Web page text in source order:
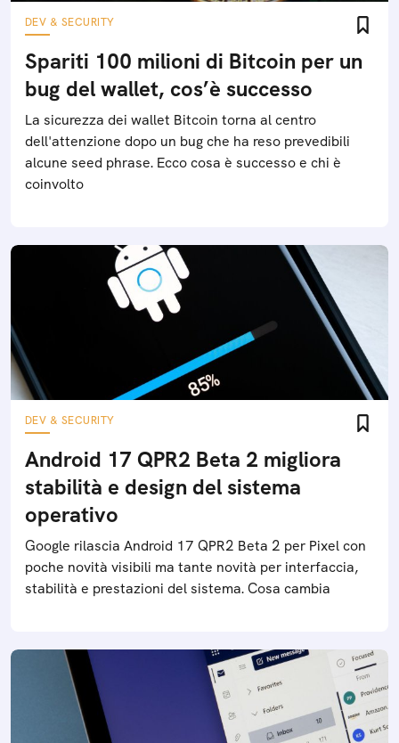
DEV & SECURITY
Spariti 100 milioni di Bitcoin per un
bug del wallet, cos’è successo
La sicurezza dei wallet Bitcoin torna al centro
dell'attenzione dopo un bug che ha reso prevedibili
alcune seed phrase. Ecco cosa è successo e chi è
coinvolto
DEV & SECURITY
Android 17 QPR2 Beta 2 migliora
stabilità e design del sistema
operativo
Google rilascia Android 17 QPR2 Beta 2 per Pixel con
poche novità visibili ma tante novità per interfaccia,
stabilità e prestazioni del sistema. Cosa cambia